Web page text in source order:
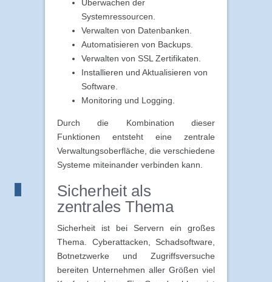
Überwachen der
Systemressourcen.
Verwalten von Datenbanken.
Automatisieren von Backups.
Verwalten von SSL Zertifikaten.
Installieren und Aktualisieren von
Software.
Monitoring und Logging.
Durch die Kombination dieser
Funktionen entsteht eine zentrale
Verwaltungsoberfläche, die verschiedene
Systeme miteinander verbinden kann.
Sicherheit als
zentrales Thema
Sicherheit ist bei Servern ein großes
Thema. Cyberattacken, Schadsoftware,
Botnetzwerke und Zugriffsversuche
bereiten Unternehmen aller Größen viel